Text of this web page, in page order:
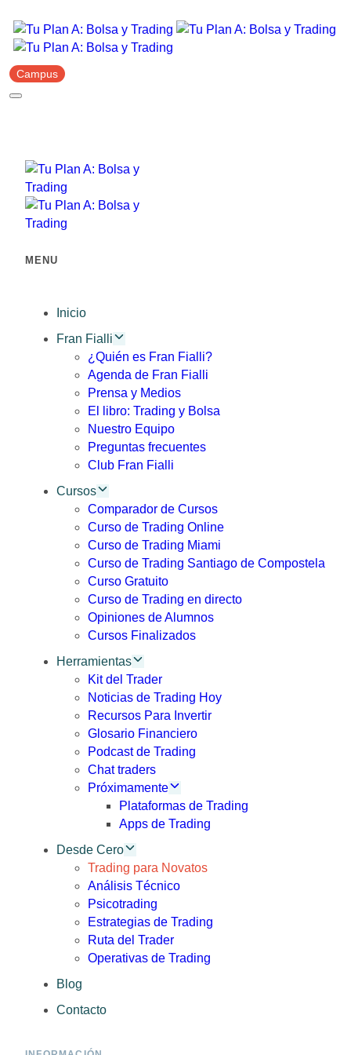
Campus
MENU
Inicio
Fran Fialli
¿Quién es Fran Fialli?
Agenda de Fran Fialli
Prensa y Medios
El libro: Trading y Bolsa
Nuestro Equipo
Preguntas frecuentes
Club Fran Fialli
Cursos
Comparador de Cursos
Curso de Trading Online
Curso de Trading Miami
Curso de Trading Santiago de Compostela
Curso Gratuito
Curso de Trading en directo
Opiniones de Alumnos
Cursos Finalizados
Herramientas
Kit del Trader
Noticias de Trading Hoy
Recursos Para Invertir
Glosario Financiero
Podcast de Trading
Chat traders
Próximamente
Plataformas de Trading
Apps de Trading
Desde Cero
Trading para Novatos
Análisis Técnico
Psicotrading
Estrategias de Trading
Ruta del Trader
Operativas de Trading
Blog
Contacto